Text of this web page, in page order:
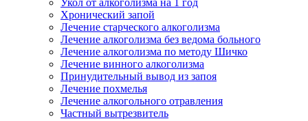
Укол от алкоголизма на 1 год
Хронический запой
Лечение старческого алкоголизма
Лечение алкоголизма без ведома больного
Лечение алкоголизма по методу Шичко
Лечение винного алкоголизма
Принудительный вывод из запоя
Лечение похмелья
Лечение алкогольного отравления
Частный вытрезвитель